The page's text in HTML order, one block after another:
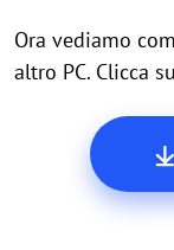
Ora vediamo
altro PC. Clicca